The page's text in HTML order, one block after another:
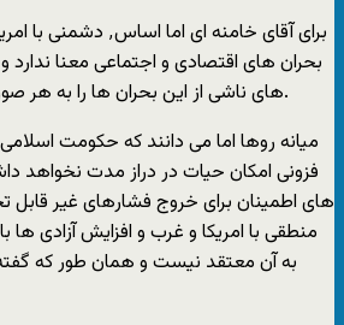
برای آقای خامنه ای
بحران های اقتصادی و اجتماعی معنا
های ناشی از این بحران ها را به هر صورت که هست تحمل کنند.
میانه روها اما می دانند که حکومت
فزونی امکان حیات در دراز مدت
های اطمینان برای خروج فشارهای غیر قابل
منطقی با امریکا و غرب و افزایش آزادی ها
به آن معتقد نیست و همان طور که